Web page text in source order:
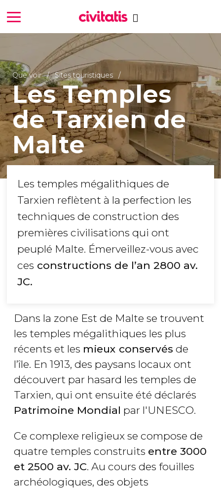
Que voir Sites touristiques
Les Temples
de Tarxien de
Malte
Les temples mégalithiques de
Tarxien reflètent à la perfection les
techniques de construction des
premières civilisations qui ont
peuplé Malte. Émerveillez-vous avec
ces constructions de l’an 2800 av.
JC.
Dans la zone Est de Malte se trouvent
les temples mégalithiques les plus
récents et les mieux conservés de
l’île. En 1913, des paysans locaux ont
découvert par hasard les temples de
Tarxien, qui ont ensuite été déclarés
Patrimoine Mondial par l'UNESCO.
Ce complexe religieux se compose de
quatre temples construits entre 3000
et 2500 av. JC. Au cours des fouilles
archéologiques, des objets